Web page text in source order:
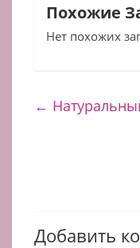
Похожие
Нет похожих
←
Добавить